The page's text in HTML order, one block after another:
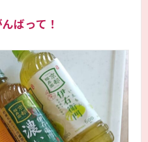
ばって！